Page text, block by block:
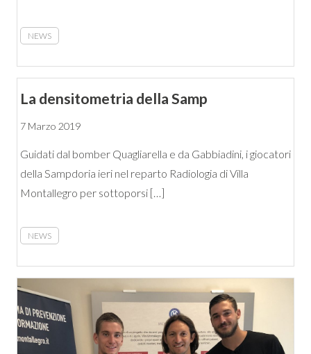
NEWS
La densitometria della Samp
7 Marzo 2019
Guidati dal bomber Quagliarella e da Gabbiadini, i giocatori
della Sampdoria ieri nel reparto Radiologia di Villa
Montallegro per sottoporsi […]
NEWS